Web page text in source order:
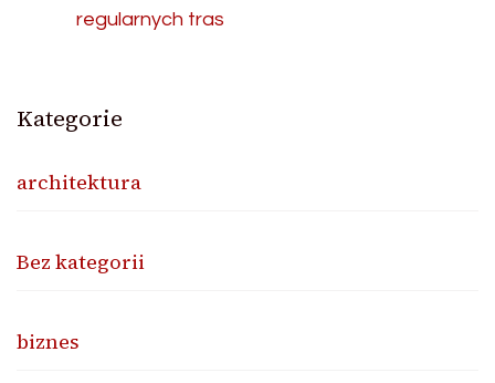
regularnych tras
Kategorie
architektura
Bez kategorii
biznes